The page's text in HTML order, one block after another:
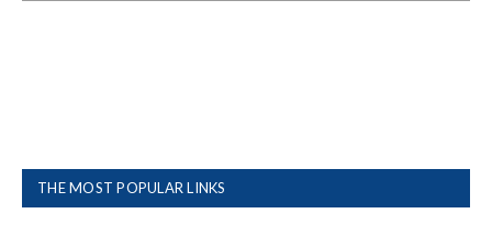
THE MOST POPULAR LINKS